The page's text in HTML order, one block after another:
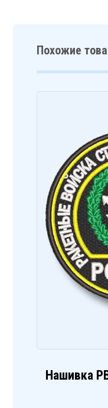
Похожие
Нашивка